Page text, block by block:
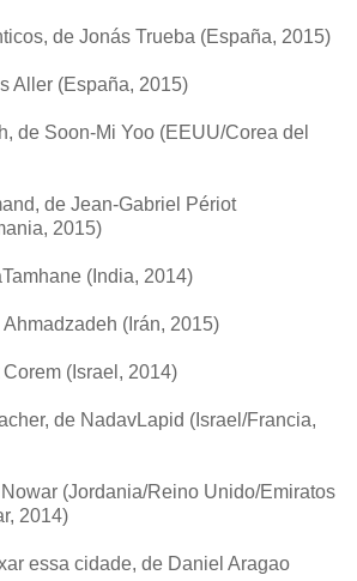
de Jonás Trueba (España, 2015)
Aller (España, 2015)
de Soon-Mi Yoo (EEUU/Corea del
de Jean-Gabriel Périot
2015)
(India, 2014)
(Irán, 2015)
(Israel, 2014)
de NadavLapid (Israel/Francia,
(Jordania/Reino Unido/Emiratos
2014)
essa cidade, de Daniel Aragao